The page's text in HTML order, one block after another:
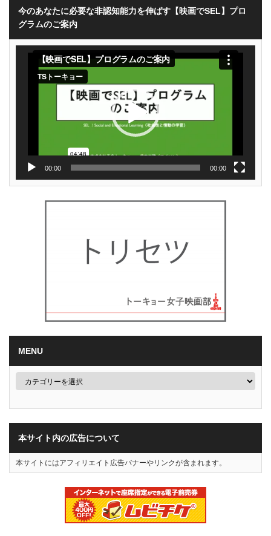
今のあなたに必要な非認知能力を伸ばす【映画でSEL】プロ
グラムのご案内
動
00:00 00:00
MENU
本サイト内の広告について
本サイトにはアフィリエイト広告バナーやリンクが含まれます。